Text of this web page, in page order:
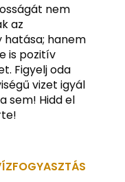
nem
az
hatása; hanem
is pozitív
Figyelj oda
vizet igyál
sem! Hidd el